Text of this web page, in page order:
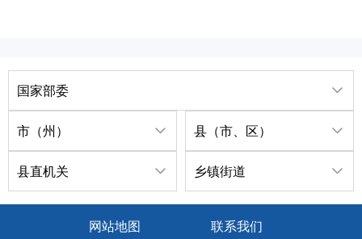
国家部委
市（州） 县（市、区）
县直机关 乡镇街道
网站地图
联系我们